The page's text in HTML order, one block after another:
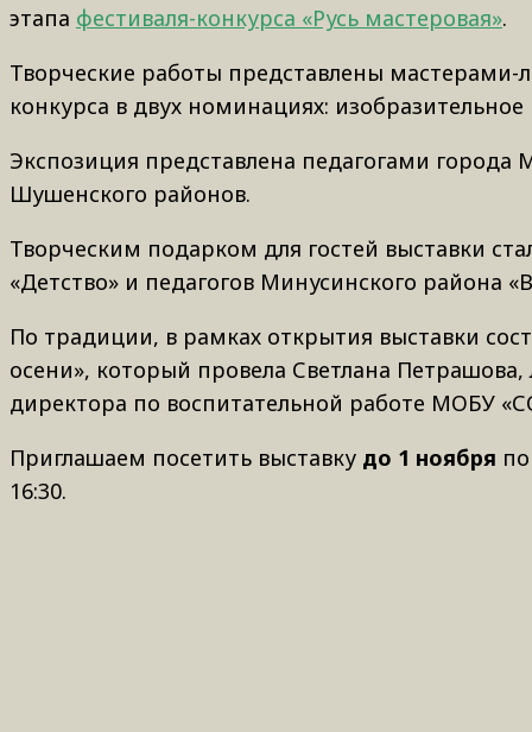
этапа фестиваля-конкурса «Русь мастеровая».
Творческие работы представлены
конкурса в двух номинациях:
Экспозиция представлена педагогами города
Шушенского районов.
Творческим подарком для гостей выставки
«Детство» и педагогов Минусинского района
По традиции, в рамках открытия выставки
осени», который провела Светлана Петрашова,
директора по воспитательной работе МОБУ
Приглашаем посетить выставку до 1 ноября
16:30.